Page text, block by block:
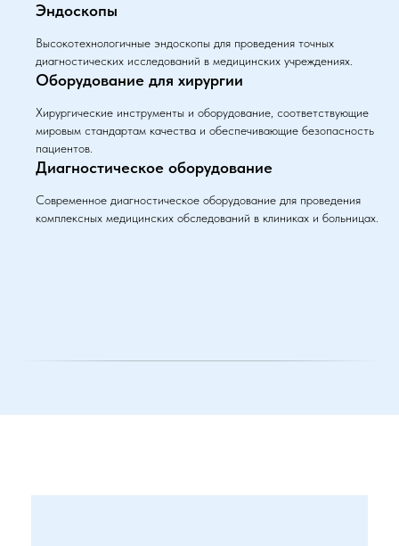
Эндоскопы
Высокотехнологичные эндоскопы для проведения точных
диагностических исследований в медицинских учреждениях.
Оборудование для хирургии
Хирургические инструменты и оборудование, соответствующие
мировым стандартам качества и обеспечивающие безопасность
пациентов.
Диагностическое оборудование
Современное диагностическое оборудование для проведения
комплексных медицинских обследований в клиниках и больницах.